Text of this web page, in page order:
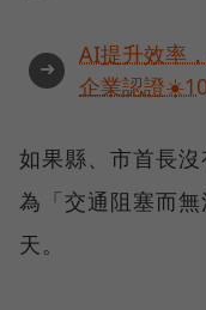
➜
AI提升效率
企業認證
如果縣、市首長
為「交通阻塞而
天。